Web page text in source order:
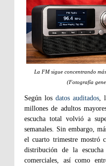
La FM sigue concentrando
(Fotografía
Según los datos auditados ,
millones de adultos
escucha total volvió a
semanales. Sin embargo,
el cuarto trimestre mostró
distribución de la
comerciales, así como